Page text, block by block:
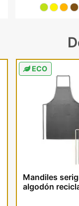
ECO
Mandiles
algodón